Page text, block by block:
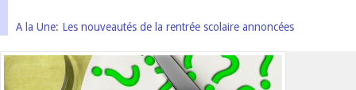
A la Une: Les nouveautés de la rentrée scolaire annoncées